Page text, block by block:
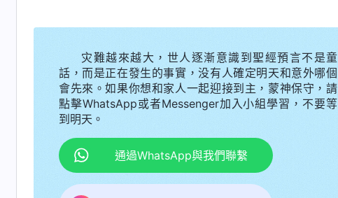
灾難越來越大，世人逐漸意識到聖經預言不是童
話，而是正在發生的事實，没有人確定明天和意外哪個
會先來。如果你想和家人一起迎接到主，蒙神保守，請
點擊WhatsApp或者Messenger加入小組學習，不要等
到明天。
通過WhatsApp與我們聯繫